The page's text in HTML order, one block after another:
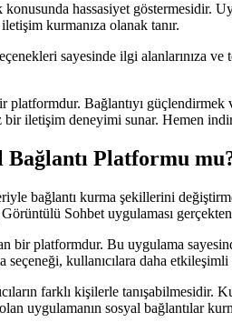
hassasiyet
kurmanıza olanak tanır.
sayesinde ilgi alanlarınıza
Bağlantıyı
iletişim deneyimi sunar. Hemen
Bağlantı Platformu
bağlantı kurma şekillerini
Sohbet uygulaması
bir platformdur. Bu uygulama
kullanıcılara daha
farklı kişilerle tanışabilmesidir.
uygulamanın sosyal bağlantılar